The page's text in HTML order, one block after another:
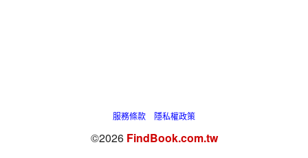
服務條款 隱私權政策
©2026 FindBook.com.tw